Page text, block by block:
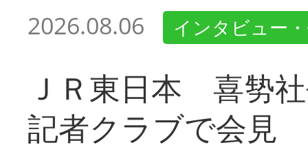
2026.08.06 インタビュー
ＪＲ東日本 喜㔟
記者クラブで会見